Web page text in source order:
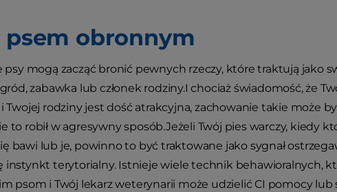
psem obronnym
psy mogą zacząć bronić pewnych rzeczy, które traktują jako
zabawka lub członek rodziny.I chociaż świadomość, że
Twojej rodziny jest dość atrakcyjna, zachowanie takie może
to robił w agresywny sposób.Jeżeli Twój pies warczy, kiedy
bawi lub je, powinno to być traktowane jako sygnał
instynkt terytorialny. Istnieje wiele technik behawioralnych,
psom i Twój lekarz weterynarii może udzielić CI pomocy